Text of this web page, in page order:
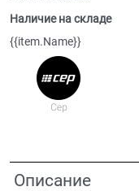
Наличие на складе
{{item.Name}}
Описание